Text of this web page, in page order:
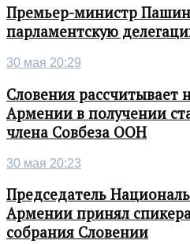
Премьер-министр
парламентскую
30 мая 20:29
Словения рассчитывает
Армении в получении
члена Совбеза ООН
30 мая 20:23
Председатель
Армении принял
собрания Словении